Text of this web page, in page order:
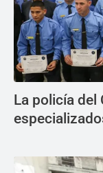
La policía del